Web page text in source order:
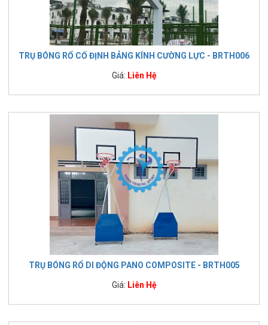
TRỤ BÓNG RỔ CỐ ĐỊNH BẢNG KÍNH CƯỜNG LỰC - BRTH006
Giá: Liên Hệ
TRỤ BÓNG RỔ DI ĐỘNG PANO COMPOSITE - BRTH005
Giá: Liên Hệ